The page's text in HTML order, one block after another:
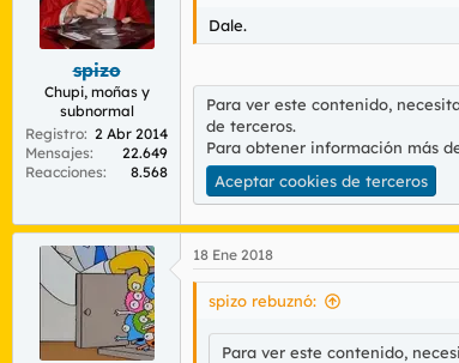
spizo
Chupi, moñas y
subnormal
Registro 2 Abr 2014
Mensajes
22.649
Reacciones
8.568
Dale.
Para ver este contenido,
de terceros.
Para obtener información más
Aceptar cookies de terceros
18 Ene 2018
spizo rebuznó:
Para ver este contenido,